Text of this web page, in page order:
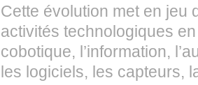
Cette évolution met en jeu
activités technologiques
cobotique, l’information,
les logiciels, les capteurs,